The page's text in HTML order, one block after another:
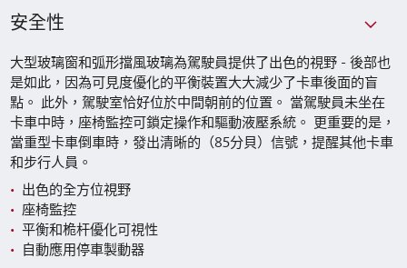
安全性
大型玻璃窗和弧形擋風玻璃為駕駛員提供了出色的視野 - 後部也
是如此，因為可見度優化的平衡裝置大大減少了卡車後面的盲
點。 此外，駕駛室恰好位於中間朝前的位置。 當駕駛員未坐在
卡車中時，座椅監控可鎖定操作和驅動液壓系統。 更重要的是，
當重型卡車倒車時，發出清晰的（85分貝）信號，提醒其他卡車
和步行人員。
出色的全方位視野
座椅監控
平衡和桅杆優化可視性
自動應用停車製動器